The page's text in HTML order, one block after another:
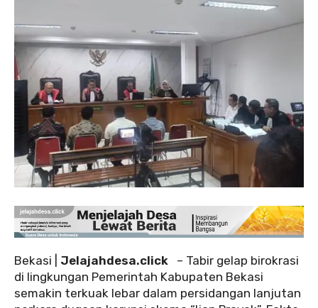
‎Bekasi | Jelajahdesa.click – Tabir gelap birokrasi
di lingkungan Pemerintah Kabupaten Bekasi
semakin terkuak lebar dalam persidangan lanjutan